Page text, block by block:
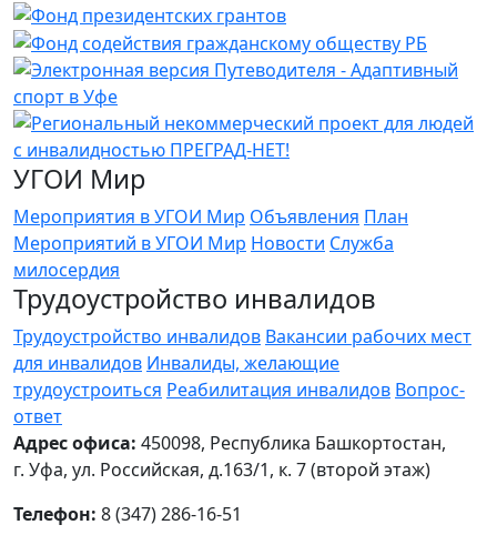
УГОИ Мир
Мероприятия в УГОИ Мир Объявления План
Мероприятий в УГОИ Мир Новости Служба
милосердия
Трудоустройство инвалидов
Трудоустройство инвалидов Вакансии рабочих мест
для инвалидов Инвалиды, желающие
трудоустроиться Реабилитация инвалидов Вопрос-
ответ
Адрес офиса: 450098, Республика Башкортостан,
г. Уфа, ул. Российская, д.163/1, к. 7 (второй этаж)
Телефон: 8 (347) 286-16-51